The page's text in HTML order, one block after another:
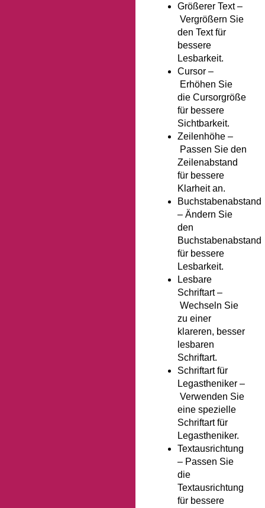
Größerer Text –
Vergrößern Sie
den Text für
bessere
Lesbarkeit.
Cursor –
Erhöhen Sie
die Cursorgröße
für bessere
Sichtbarkeit.
Zeilenhöhe –
Passen Sie den
Zeilenabstand
für bessere
Klarheit an.
Buchstabenabstand
– Ändern Sie
den
Buchstabenabstand
für bessere
Lesbarkeit.
Lesbare
Schriftart –
Wechseln Sie
zu einer
klareren, besser
lesbaren
Schriftart.
Schriftart für
Legastheniker –
Verwenden Sie
eine spezielle
Schriftart für
Legastheniker.
Textausrichtung
– Passen Sie
die
Textausrichtung
für bessere